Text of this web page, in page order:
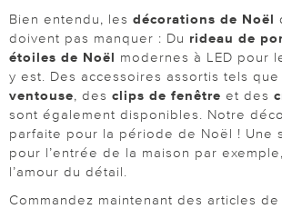
Bien entendu, les décorations de Noël
doivent pas manquer : Du rideau de
étoiles de Noël modernes à LED pour
y est. Des accessoires assortis tels que
ventouse, des clips de fenêtre et des
sont également disponibles. Notre déco
parfaite pour la période de Noël ! Une
pour l’entrée de la maison par
l’amour du détail.
Commandez maintenant des articles de